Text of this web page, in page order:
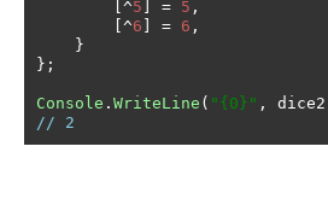
[^5 = 5 ,
[^6 = 6 ,
}
};
Console . WriteLine ( "{0}" , dice2
// 2